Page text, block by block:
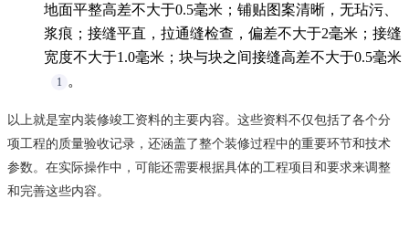
地面平整高差不大于0.5毫米；铺贴图案清晰，无玷污、
浆痕；接缝平直，拉通缝检查，偏差不大于2毫米；接缝
宽度不大于1.0毫米；块与块之间接缝高差不大于0.5毫米
1 。
以上就是室内装修竣工资料的主要内容。这些资料不仅包括了各个分
项工程的质量验收记录，还涵盖了整个装修过程中的重要环节和技术
参数。在实际操作中，可能还需要根据具体的工程项目和要求来调整
和完善这些内容。